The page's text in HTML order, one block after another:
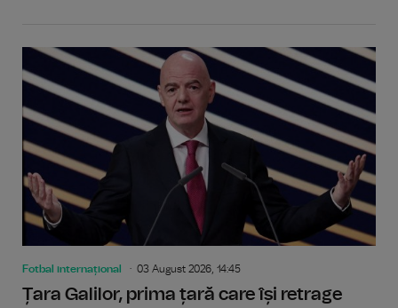
Fotbal internațional 03 August 2026, 14:45
Țara Galilor, prima țară care își retrage